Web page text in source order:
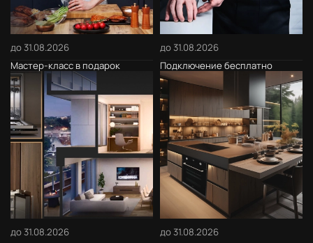
до 31.08.2026
Мастер-класс в подарок
до 31.08.2026
Подключение бесплатно
до 31.08.2026
до 31.08.2026